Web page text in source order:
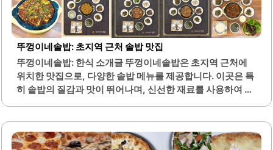
제공되는 감자사라다와 매콤청양크림파스타는 많은 손님들
에게 사랑받고 있으며, 오돌뼈와 파인애플 샤베트와 같은 메
뉴도 인기가 높습니다. 특히, 미역줄기와 오합 같은 기본 메뉴
는 많은 손님들에게 호평을 받고 있습니다.두두는 퓨전 이자
카야의 느낌을 잘 살리고 있으며, 조명과 인테리어가 조화를
이루어 분위기를 한층 더 돋보이게 합니다. 늦은 시간에도 손
님이 많은 이곳은 지역 내에서 맛집으로 알려져 있습니다...
뚜껑이네솥밥: 초지역 근처 솥밥 맛집
뚜껑이네솥밥: 한식 소개글 뚜껑이네솥밥은 초지역 근처에
위치한 맛집으로, 다양한 솥밥 메뉴를 제공합니다. 이곳은 특
히 솥밥의 질감과 맛이 뛰어나며, 신선한 재료를 사용하여 정
다.셀프바가 마련되어 있어 추가 반찬을 자유롭게 리필할 수
있는 점이 큰 장점입니다. 또한, 기본 반찬의 구성도 훌륭하여